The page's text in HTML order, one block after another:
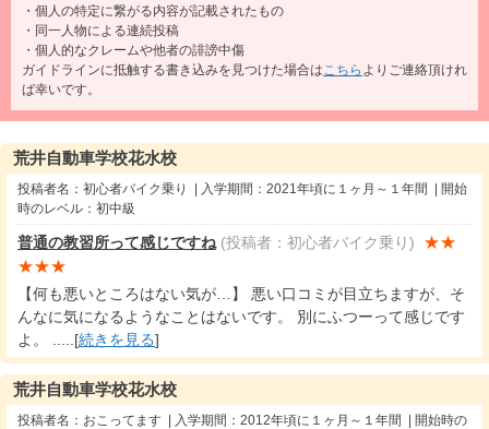
・個人の特定に繋がる内容が記載されたもの
・同一人物による連続投稿
・個人的なクレームや他者の誹謗中傷
ガイドラインに抵触する書き込みを見つけた場合はこちら よりご連絡頂けれ
ば幸いです。
荒井自動車学校花水校
投稿者名：初心者バイク乗り | 入学期間：2021年頃に１ヶ月～１年間 | 開始
時のレベル：初中級
普通の教習所って感じですね (投稿者：初心者バイク乗り)
★★
★★★
【何も悪いところはない気が…】 悪い口コミが目立ちますが、そ
んなに気になるようなことはないです。 別にふつーって感じです
よ。 .....[続きを見る]
荒井自動車学校花水校
投稿者名：おこってます | 入学期間：2012年頃に１ヶ月～１年間 | 開始時の